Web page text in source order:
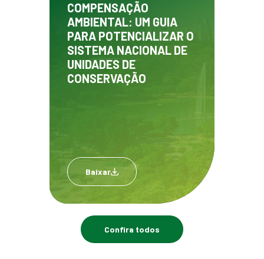
COMPENSAÇÃO
AMBIENTAL: UM GUIA
PARA POTENCIALIZAR O
SISTEMA NACIONAL DE
UNIDADES DE
CONSERVAÇÃO
Baixar
Confira todos